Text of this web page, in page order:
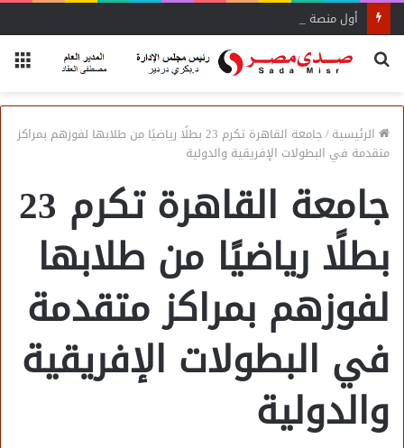
أول منصة للسياحة الصحية في مصر والشرق الأوسط وأفريقيا..
بحث
الرئيسية/
جامعة القاهرة تكرم 23 بطلًا رياضيًا من طلابها لفوزهم بمراكز
متقدمة في البطولات الإفريقية والدولية
جامعة القاهرة تكرم 23
بطلًا رياضيًا من طلابها
لفوزهم بمراكز متقدمة
في البطولات الإفريقية
والدولية